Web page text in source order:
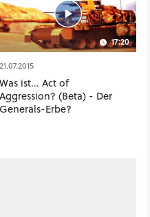
17:20
21.07.2015
Was ist... Act of
Aggression? (Beta) - Der
Generals-Erbe?